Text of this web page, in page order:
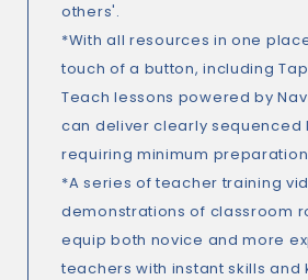
others'.
*With all resources in one
touch of a button, including
Teach lessons powered by
can deliver clearly sequenced
requiring minimum
*A series of teacher training
demonstrations of classroom
equip both novice and more
teachers with instant skills and